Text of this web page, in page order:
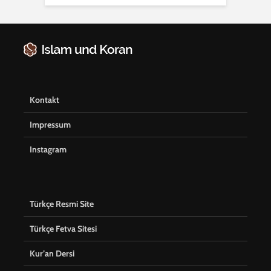
Kontakt
Impressum
Instagram
Türkçe Resmi Site
Türkçe Fetva Sitesi
Kur’an Dersi